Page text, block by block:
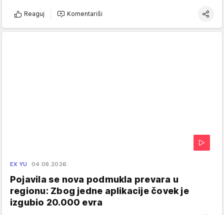
Reaguj Komentariši
EX YU 04.08.2026.
Pojavila se nova podmukla prevara u
regionu: Zbog jedne aplikacije čovek je
izgubio 20.000 evra